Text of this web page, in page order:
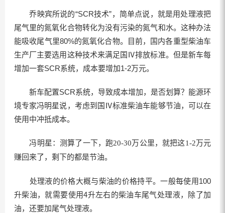
乔映宾所说的“SCR技术”，简单点说，就是用处理液把
尾气里的氮氧化合物转化为没有污染的氮气和水。这种办法
能吸收尾气里80%的氮氧化合物。目前，国内各重型柴油车
生产厂主要选用这种技术来满足国Ⅳ排放标准。但是新车每
增加一套SCR系统，成本要增加1-2万元。
新车配置SCR系统，导致成本增加，是否划算？能源环
境专家冯明星说，考虑到国Ⅳ标准柴油车能够节油，可以在
使用中冲抵成本。
冯明星：测算了一下，跑20-30万公里，就把这1-2万元
赚回来了，剩下的都是节油。
处理液的价格大概与柴油的价格持平。一般每使用100
升柴油，就需要使用4升左右的柴油车尾气处理液，除了加
油，还要加尾气处理液。